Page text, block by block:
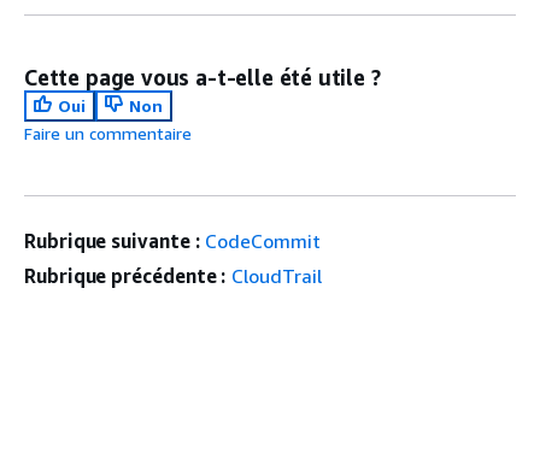
Cette page vous a-t-elle été utile ?
Oui
Non
Faire un commentaire
Rubrique suivante : CodeCommit
Rubrique précédente : CloudTrail